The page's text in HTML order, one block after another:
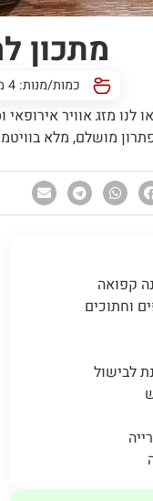
מתכון
כמות/מנות: 4 מנות
לנו מזג אוויר
מושלם, מלא